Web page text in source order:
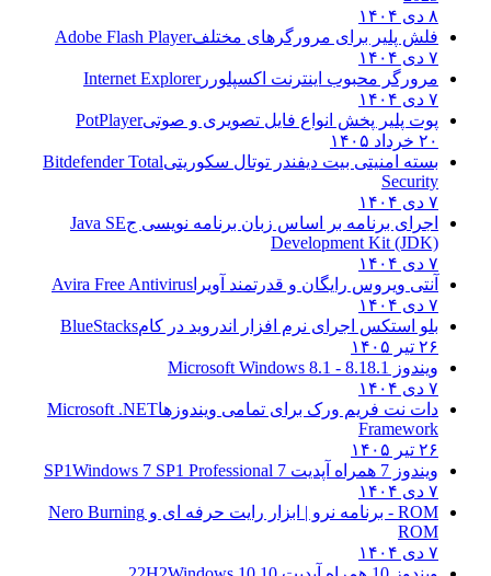
۸ دی ۱۴۰۴
فلش پلیر برای مرورگرهای مختلفAdobe Flash Player
۷ دی ۱۴۰۴
مرورگر محبوب اینترنت اکسپلوررInternet Explorer
۷ دی ۱۴۰۴
پوت پلیر پخش انواع فایل تصویری و صوتیPotPlayer
۲۰ خرداد ۱۴۰۵
بسته امنیتی بیت دیفندر توتال سکوریتیBitdefender Total
Security
۷ دی ۱۴۰۴
اجرای برنامه بر اساس زبان برنامه نویسی جJava SE
Development Kit (JDK)
۷ دی ۱۴۰۴
آنتی ویروس رایگان و قدرتمند آویرا Avira Free Antivirus
۷ دی ۱۴۰۴
بلو استکس اجرای نرم افزار اندروید در کامBlueStacks
۲۶ تیر ۱۴۰۵
ویندوز 8.1
8.1 - Microsoft Windows 8.1
۷ دی ۱۴۰۴
دات نت فریم ورک برای تمامی ویندوزهاMicrosoft .NET
Framework
۲۶ تیر ۱۴۰۵
ویندوز 7 همراه آپدیت 7 SP1
Windows 7 SP1 Professional
۷ دی ۱۴۰۴
ROM - برنامه نرو | ابزار رایت حرفه ای و
Nero Burning
ROM
۷ دی ۱۴۰۴